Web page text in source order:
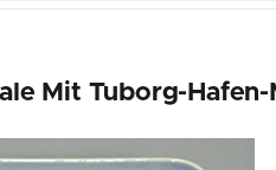
Mit Tuborg-